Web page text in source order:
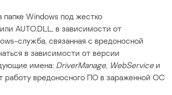
папке Windows под жестко
AUTO.DLL, в зависимости от
служба, связанная с вредоносной
в зависимости от версии
имена: DriverManage, WebServiceи
работу вредоносного ПО в зараженной ОС